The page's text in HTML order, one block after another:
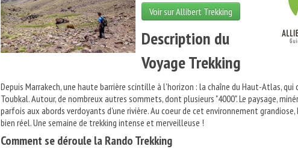
Voir sur Allibert Trekking
Description du
Voyage Trekking
Depuis Marrakech, une haute barrière scintille à l'horizon : la chaîne du Haut-Atlas, qui
Toubkal. Autour, de nombreux autres sommets, dont plusieurs "4000". Le paysage,
parfois aux abords verdoyants d'une rivière. Au coeur de cet environnement
bien réel. Une semaine de trekking intense et merveilleuse !
Comment se déroule la Rando Trekking